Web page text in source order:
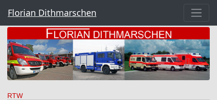
Florian Dithmarschen
RTW